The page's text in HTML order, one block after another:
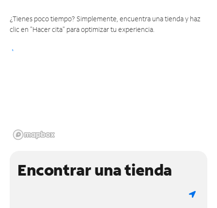
¿Tienes poco tiempo? Simplemente, encuentra una tienda y haz
clic en "Hacer cita" para optimizar tu experiencia.
Encontrar una tienda